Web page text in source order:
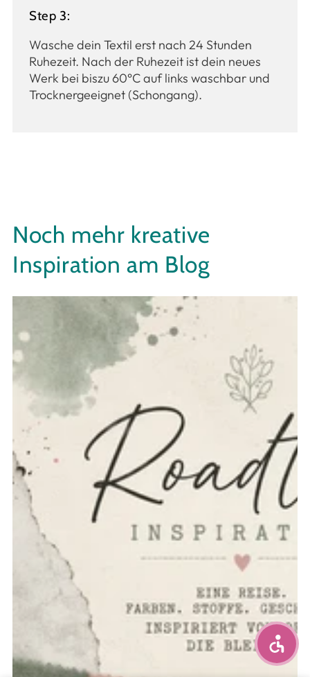
Step 3:
Wasche dein Textil erst nach 24 Stunden
Ruhezeit. Nach der Ruhezeit ist dein neues
Werk bei biszu 60°C auf links waschbar und
Trocknergeeignet (Schongang).
Noch mehr kreative
Inspiration am Blog